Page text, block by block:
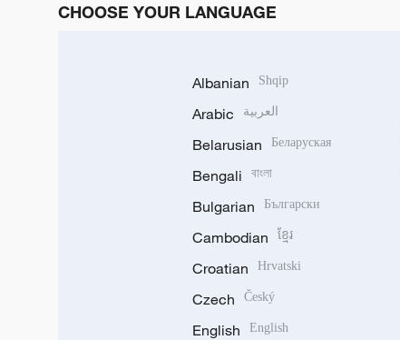
CHOOSE YOUR LANGUAGE
Albanian Shqip
Arabic العربية
Belarusian Беларуская
Bengali বাংলা
Bulgarian Български
Cambodian ខ្មែរ
Croatian Hrvatski
Czech Český
English English